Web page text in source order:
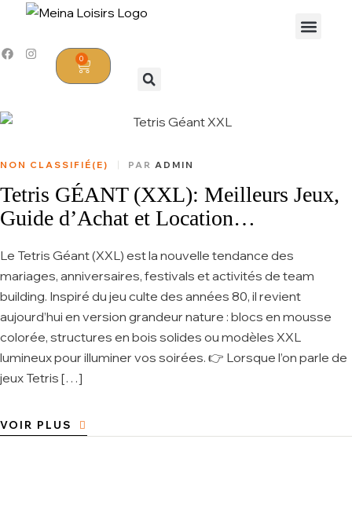
0
NON CLASSIFIÉ(E) PAR ADMIN
Tetris GÉANT (XXL): Meilleurs Jeux,
Guide d’Achat et Location
Le Tetris Géant (XXL) est la nouvelle tendance des
mariages, anniversaires, festivals et activités de team
building. Inspiré du jeu culte des années 80, il revient
aujourd’hui en version grandeur nature : blocs en mousse
colorée, structures en bois solides ou modèles XXL
lumineux pour illuminer vos soirées. 👉 Lorsque l’on parle de
jeux Tetris […]
VOIR PLUS